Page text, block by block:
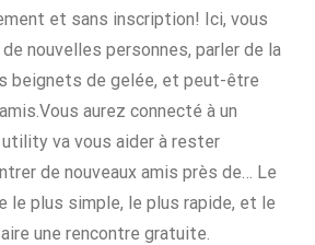
et sans inscription! Ici, vous
nouvelles personnes, parler de la
beignets de gelée, et peut-être
aurez connecté à un
va vous aider à rester
de nouveaux amis près de… Le
le plus simple, le plus rapide, et le
une rencontre gratuite.